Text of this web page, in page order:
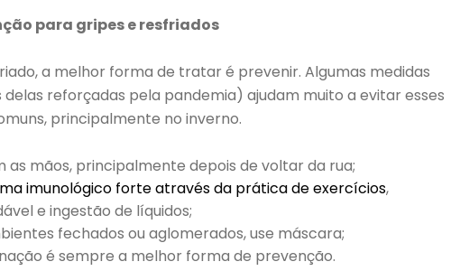
para gripes e resfriados
a melhor forma de tratar é prevenir. Algumas medidas
reforçadas pela pandemia) ajudam muito a evitar esses
principalmente no inverno.
as mãos, principalmente depois de voltar da rua;
imunológico forte através da prática de exercícios,
e ingestão de líquidos;
fechados ou aglomerados, use máscara;
é sempre a melhor forma de prevenção.